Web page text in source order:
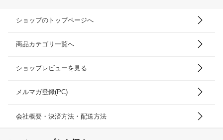
ショップのトップページへ
商品カテゴリ一覧へ
ショップレビューを見る
メルマガ登録(PC)
会社概要・決済方法・配送方法